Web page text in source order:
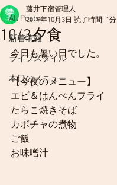
All Posts
新着情報
ライフスタイル
本日のメニュー
10/3夕食
藤井下宿管理人
2019年10月3日 読了時間: 1分
今日も暑い日でした。
【今夜のメニュー】
エビ＆はんぺんフライ
たらこ焼きそば
カボチャの煮物
ご飯
お味噌汁